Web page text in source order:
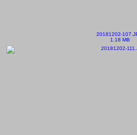
20181202-
1.18 MB